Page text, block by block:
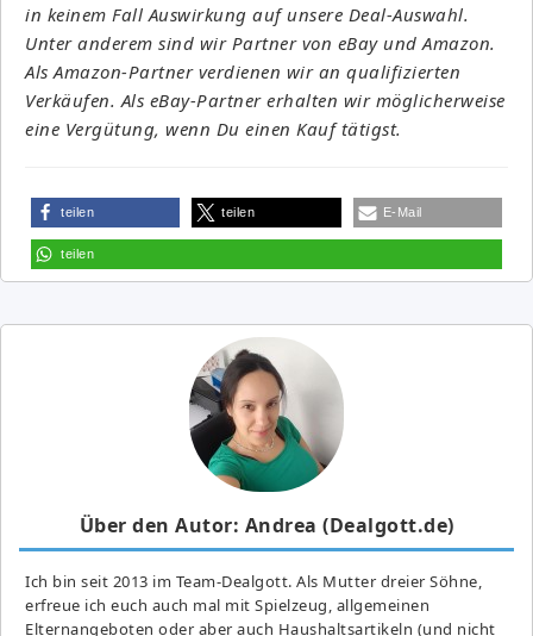
in keinem Fall Auswirkung auf unsere Deal-Auswahl.
Unter anderem sind wir Partner von eBay und Amazon.
Als Amazon-Partner verdienen wir an qualifizierten
Verkäufen. Als eBay-Partner erhalten wir möglicherweise
eine Vergütung, wenn Du einen Kauf tätigst.
teilen teilen E-Mail
teilen
Über den Autor: Andrea (Dealgott.de)
Ich bin seit 2013 im Team-Dealgott. Als Mutter dreier Söhne,
erfreue ich euch auch mal mit Spielzeug, allgemeinen
Elternangeboten oder aber auch Haushaltsartikeln (und nicht